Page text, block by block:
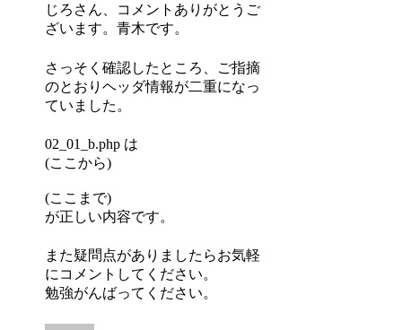
じろさん、コメントありがとうご
ざいます。青木です。
さっそく確認したところ、ご指摘
のとおりヘッダ情報が二重になっ
ていました。
02_01_b.php は
(ここから)
(ここまで)
が正しい内容です。
また疑問点がありましたらお気軽
にコメントしてください。
勉強がんばってください。